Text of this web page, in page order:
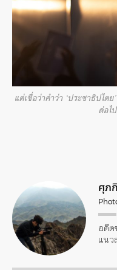
แต่เชื่อว่าคำว่า ‘ประชาธิปไต
ต่อไ
ศุภ
อดีต
แนว